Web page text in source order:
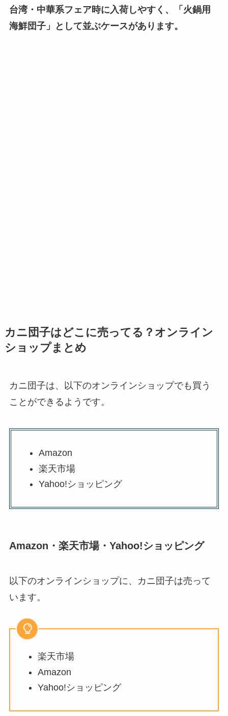
台湾・中華系フェア時に入荷しやすく、「火鍋用
海鮮団子」として並ぶケースがあります。
カニ団子はどこに売ってる？オンライン
ショップまとめ
カニ団子は、以下のオンラインショップでも買う
ことができるようです。
Amazon
楽天市場
Yahoo!ショッピング
Amazon・楽天市場・Yahoo!ショッピング
以下のオンラインショップに、カニ団子は売って
います。
楽天市場
Amazon
Yahoo!ショッピング